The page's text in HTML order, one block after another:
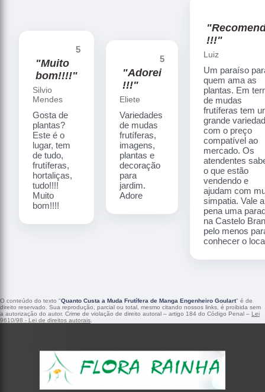
5
"Muito
bom!!!!"
Silvio
Mendes
Gosta de
plantas?
Este é o
lugar, tem
de tudo,
frutíferas,
hortaliças,
tudo!!!!
Muito
bom!!!!
5
"Adorei
!!!"
Eliete
Variedades
de mudas
frutíferas,
imagens,
plantas e
decoração
para
jardim.
Adore
!!!"
Luiz
Um paraíso
quem ama as
plantas. Em
de mudas
frutíferas tem
grande
com o preço
compatível ao
mercado. Os
atendentes
o que estão
vendendo e
ajudam com
simpatia. Vale a
pena uma
na Castelo
pelo menos
conhecer o
O conteúdo do texto "Quanto Custa a Muda Frutífera de Manga Engenheiro Goulart" é de
direito reservado. Sua reprodução, parcial ou total, mesmo citando nossos links, é proibida sem
a autorização do autor. Crime de violação de direito autoral – artigo 184 do Código Penal – Lei
9610/98 - Lei de direitos autorais